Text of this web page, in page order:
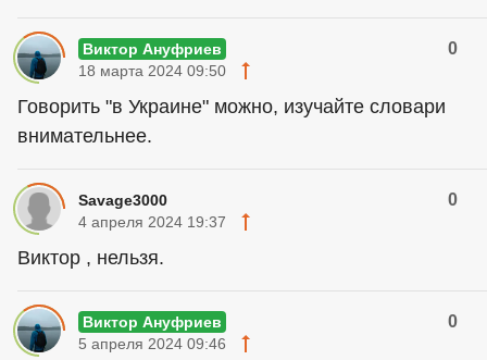
Виктор Ануфриев 0
18 марта 2024 09:50
Говорить "в Украине" можно, изучайте словари
внимательнее.
Savage3000 0
4 апреля 2024 19:37
Виктор , нельзя.
Виктор Ануфриев 0
5 апреля 2024 09:46